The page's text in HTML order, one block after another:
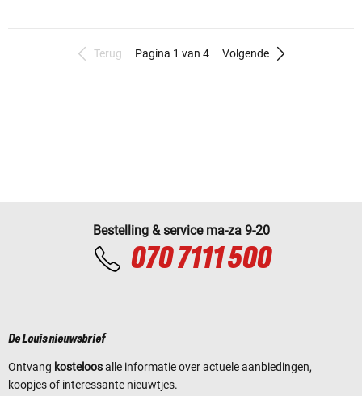
Terug Pagina 1 van 4 Volgende
Bestelling & service ma-za 9-20
070 7111 500
De Louis nieuwsbrief
Ontvang kosteloosalle informatie over actuele aanbiedingen,
koopjes of interessante nieuwtjes.